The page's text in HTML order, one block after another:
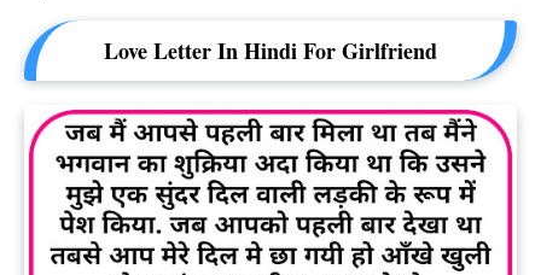
Love Letter In Hindi For Girlfriend